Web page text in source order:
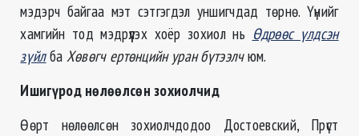
мэдэрч байгаа мэт сэтгэгдэл уншигчдад төрнө. Үүнийг
хамгийн тод мэдрүүлэх хоёр зохиол нь Өдрөөс үлдсэн
зүйлба Хөвөгч ертөнцийн уран бүтээлчюм.
Ишигүрод нөлөөлсөн зохиолчид
Өөрт нөлөөлсөн зохиолчдодоо Достоевский, Прүст